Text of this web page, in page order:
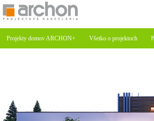
Projekty domov ARCHON+ Všetko o projektoch